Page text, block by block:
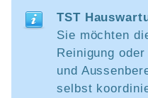
TST
Sie möchten
Reinigung
und
selbst